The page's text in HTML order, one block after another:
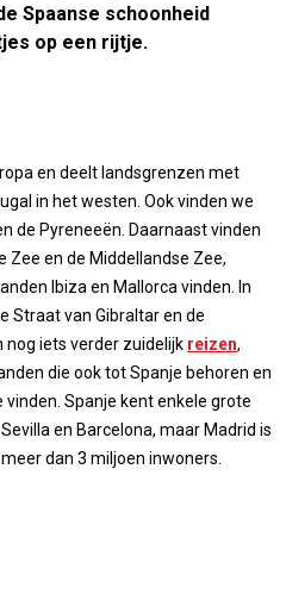
Spaanse schoonheid
op een rijtje.
en deelt landsgrenzen met
in het westen. Ook vinden we
de Pyreneeën. Daarnaast vinden
Zee en de Middellandse Zee,
Ibiza en Mallorca vinden. In
Straat van Gibraltar en de
nog iets verder zuidelijk reizen,
die ook tot Spanje behoren en
Spanje kent enkele grote
en Barcelona, maar Madrid is
dan 3 miljoen inwoners.